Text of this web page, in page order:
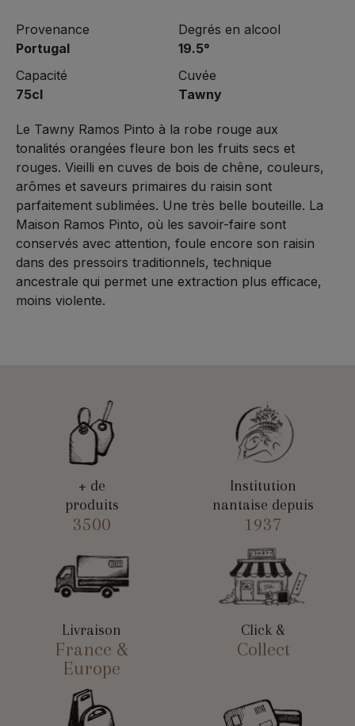
Provenance
Portugal
Capacité
75cl
Degrés en alcool
19.5°
Cuvée
Tawny
Le Tawny Ramos Pinto à la robe rouge aux
tonalités orangées fleure bon les fruits secs et
rouges. Vieilli en cuves de bois de chêne, couleurs,
arômes et saveurs primaires du raisin sont
parfaitement sublimées. Une très belle bouteille. La
Maison Ramos Pinto, où les savoir-faire sont
conservés avec attention, foule encore son raisin
dans des pressoirs traditionnels, technique
ancestrale qui permet une extraction plus efficace,
moins violente.
+ de
produits
3500
Institution
nantaise depuis
1937
Livraison
France &
Europe
Click &
Collect